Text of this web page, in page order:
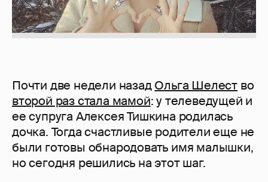
Почти две недели назадОльга Шелест во
второй раз стала мамой: у телеведущей и
ее супруга Алексея Тишкина родилась
дочка. Тогда счастливые родители еще не
были готовы обнародовать имя малышки,
но сегодня решились на этот шаг.